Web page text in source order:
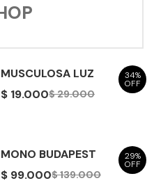
34%
OFF
MUSCULOSA LUZ
$ 19.000$ 29.000
29%
OFF
MONO BUDAPEST
$ 99.000$ 139.000